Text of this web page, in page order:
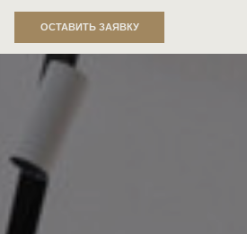
ОСТАВИТЬ ЗАЯВКУ